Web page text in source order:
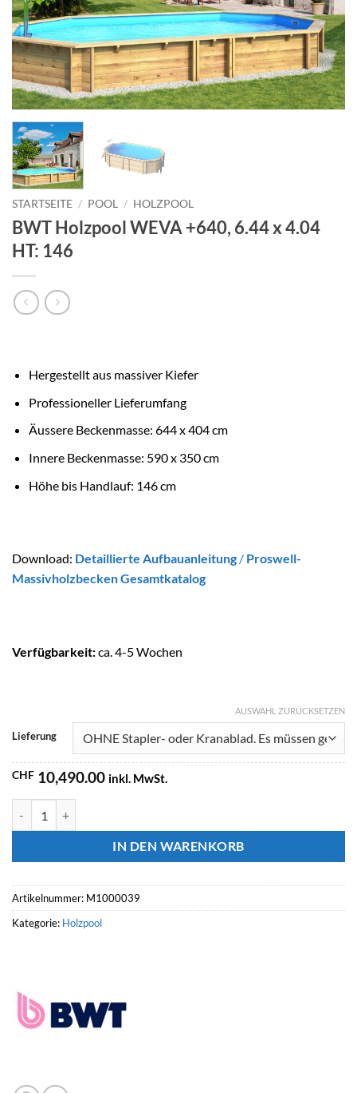
STARTSEITE / POOL / HOLZPOOL
BWT Holzpool WEVA +640, 6.44 x 4.04
HT: 146
Hergestellt aus massiver Kiefer
Professioneller Lieferumfang
Äussere Beckenmasse: 644 x 404 cm
Innere Beckenmasse: 590 x 350 cm
Höhe bis Handlauf: 146 cm
Download: Detaillierte Aufbauanleitung / Proswell-
Massivholzbecken Gesamtkatalog
Verfügbarkeit:ca. 4-5 Wochen
Lieferung
AUSWAHL ZURÜCKSETZEN
CHF 10,490.00 inkl. MwSt.
IN DEN WARENKORB
Artikelnummer: M1000039
Kategorie: Holzpool